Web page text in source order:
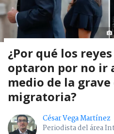
¿Por qué los
optaron por no ir
medio de la
migratoria?
César Vega Martínez
Periodista del área